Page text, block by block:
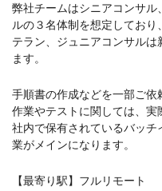
弊社チームはシニアコンサ
ルの３名体制を想定してお
テラン、ジュニアコンサル
ます。
手順書の作成などを一部ご依
作業やテストに関しては、実
社内で保有されているバッ
業がメインになります。
【最寄り駅】フルリモート